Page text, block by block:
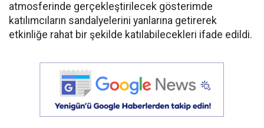
atmosferinde gerçekleştirilecek gösterimde
katılımcıların sandalyelerini yanlarına getirerek
etkinliğe rahat bir şekilde katılabilecekleri ifade edildi.